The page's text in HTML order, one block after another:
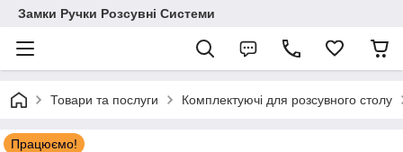
Замки Ручки Розсувні Системи
Товари та послуги Комплектуючі для розсувного столу
Працюємо!